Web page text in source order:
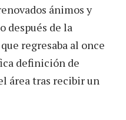
ánimos y
después de la
regresaba al once
definición de
área tras recibir un